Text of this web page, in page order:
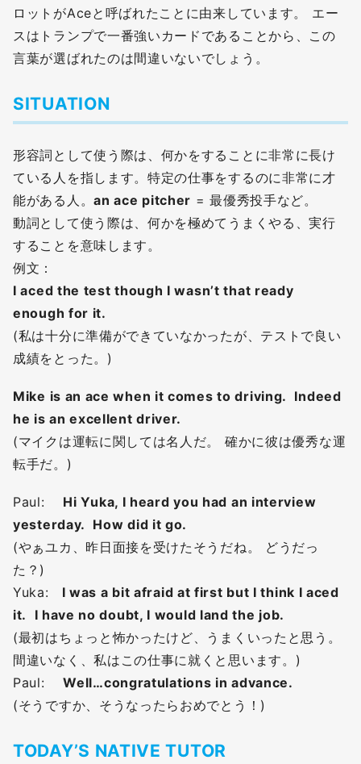
ロットがAceと呼ばれたことに由来しています。 エー
スはトランプで一番強いカードであることから、この
言葉が選ばれたのは間違いないでしょう。
SITUATION
形容詞として使う際は、何かをすることに非常に長け
ている人を指します。特定の仕事をするのに非常に才
能がある人。an ace pitcher = 最優秀投手など。
動詞として使う際は、何かを極めてうまくやる、実行
することを意味します。
例文：
I aced the test though I wasn’t that ready
enough for it.
(私は十分に準備ができていなかったが、テストで良い
成績をとった。)
Mike is an ace when it comes to driving. Indeed
he is an excellent driver.
(マイクは運転に関しては名人だ。 確かに彼は優秀な運
転手だ。)
Paul: Hi Yuka, I heard you had an interview
yesterday. How did it go.
(やぁユカ、昨日面接を受けたそうだね。 どうだっ
た？)
Yuka:
I was a bit afraid at first but I think I aced
it. I have no doubt, I would land the job.
(最初はちょっと怖かったけど、うまくいったと思う。
間違いなく、私はこの仕事に就くと思います。)
Paul:Well…congratulations in advance.
(そうですか、そうなったらおめでとう！)
TODAY’S NATIVE TUTOR